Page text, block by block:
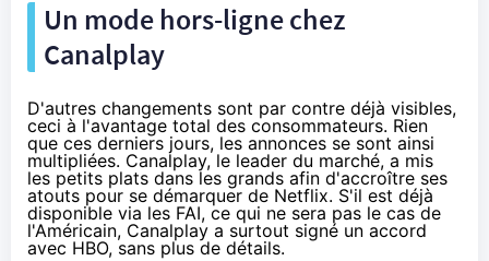
Un mode hors-ligne chez
Canalplay
D'autres changements sont par contre déjà visibles,
ceci à l'avantage total des consommateurs. Rien
que ces derniers jours, les annonces se sont ainsi
multipliées. Canalplay, le leader du marché, a mis
les petits plats dans les grands afin d'accroître ses
atouts pour se démarquer de Netflix. S'il est déjà
disponible via les FAI, ce qui ne sera pas le cas de
l'Américain, Canalplay a surtout signé un accord
avec HBO, sans plus de détails.